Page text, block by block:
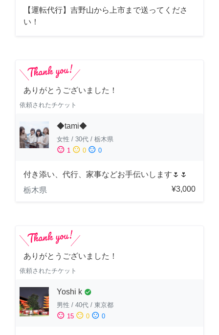
【運転代行】吉野山から上市まで送ってくださ
い！
ありがとうございました！
依頼されたチケット
◆tami◆
女性 / 30代 / 栃木県
sentiment_satisfied 1 sentiment_neutral 0 sentiment_dissatisfied 0
付き添い、代行、家事などお手伝いします🌷🌷
栃木県
¥3,000
ありがとうございました！
依頼されたチケット
Yoshi k check_circle
男性 / 40代 / 東京都
sentiment_satisfied 15 sentiment_neutral 0 sentiment_dissatisfied 0